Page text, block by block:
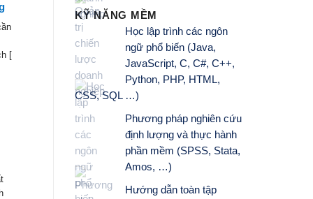
[
KỸ NĂNG MỀM
Học lập trình các ngôn
ngữ phổ biến (Java,
JavaScript, C, C#, C++,
Python, PHP, HTML,
CSS, SQL …)
Phương pháp nghiên cứu
định lượng và thực hành
phần mềm (SPSS, Stata,
Amos, …)
Hướng dẫn toàn tập